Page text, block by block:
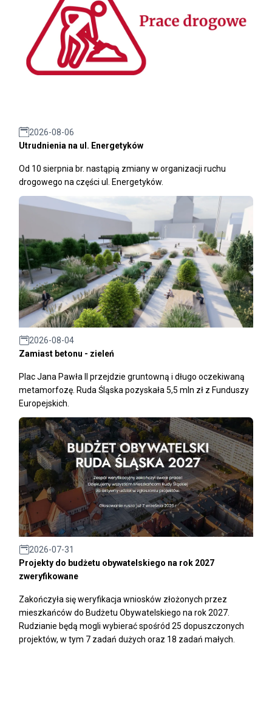
2026-08-06
Utrudnienia na ul. Energetyków
Od 10 sierpnia br. nastąpią zmiany w organizacji ruchu
drogowego na części ul. Energetyków.
2026-08-04
Zamiast betonu - zieleń
Plac Jana Pawła II przejdzie gruntowną i długo oczekiwaną
metamorfozę. Ruda Śląska pozyskała 5,5 mln zł z Funduszy
Europejskich.
2026-07-31
Projekty do budżetu obywatelskiego na rok 2027
zweryfikowane
Zakończyła się weryfikacja wniosków złożonych przez
mieszkańców do Budżetu Obywatelskiego na rok 2027.
Rudzianie będą mogli wybierać spośród 25 dopuszczonych
projektów, w tym 7 zadań dużych oraz 18 zadań małych.